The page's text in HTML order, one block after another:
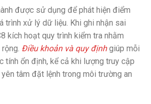
được sử dụng để phát hiện điểm
trình xử lý dữ liệu. Khi ghi nhận sai
kích hoạt quy trình kiểm tra nhằm
Điều khoản và quy địnhgiúp mỗi
tính ổn định, kể cả khi lượng truy cập
tâm đặt lệnh trong môi trường an